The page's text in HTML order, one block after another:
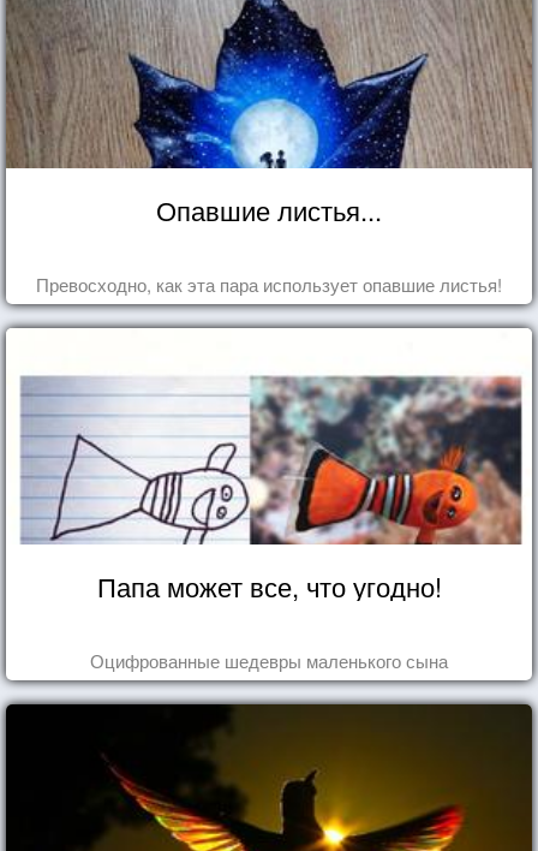
Опавшие листья...
Превосходно, как эта пара использует опавшие листья!
Папа может все, что угодно!
Оцифрованные шедевры маленького сына